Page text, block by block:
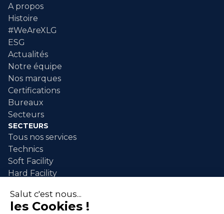
A propos
Histoire
#WeAreXLG
ESG
Actualités
Notre équipe
Nos marques
Certifications
Bureaux
Secteurs
SECTEURS
Tous nos services
Technics
Soft Facility
Hard Facility
Maintenance industrielle
Nettoyage industriel